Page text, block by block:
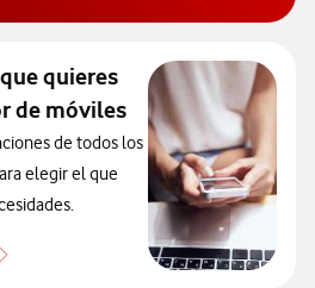
quieres
de móviles
de todos los
elegir el que
Acceder al Comparador